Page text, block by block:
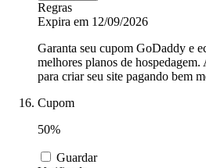
Regras
Expira em 12/09/2026
Garanta seu cupom GoDaddy e
melhores planos de
para criar seu site pagando bem
Cupom
50%
Guardar